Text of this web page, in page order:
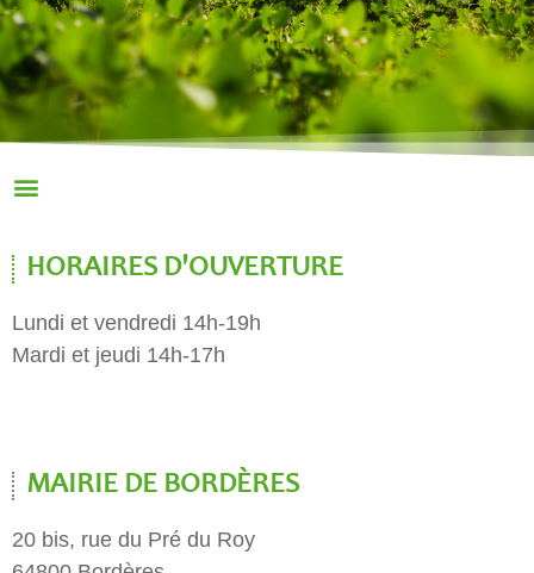
HORAIRES D'OUVERTURE
Lundi et vendredi 14h-19h
Mardi et jeudi 14h-17h
MAIRIE DE BORDÈRES
20 bis, rue du Pré du Roy